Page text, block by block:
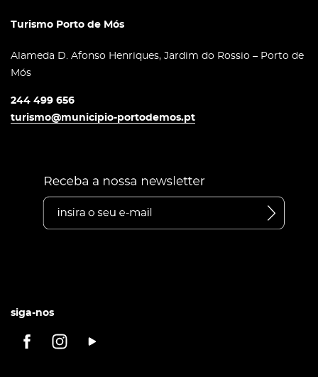
Turismo Porto de Mós
Alameda D. Afonso Henriques, Jardim do Rossio – Porto de
Mós
244 499 656
turismo@municipio-portodemos.pt
siga-nos